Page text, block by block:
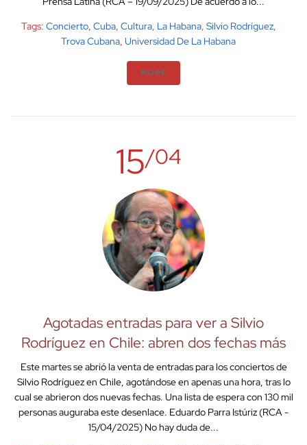
Tags: Concierto, Cuba, Cultura, La Habana, Silvio Rodríguez,
Trova Cubana, Universidad De La Habana
MORE
15/04
Agotadas entradas para ver a Silvio
Rodríguez en Chile: abren dos fechas más
Este martes se abrió la venta de entradas para los conciertos de
Silvio Rodríguez en Chile, agotándose en apenas una hora, tras lo
cual se abrieron dos nuevas fechas. Una lista de espera con 130 mil
personas auguraba este desenlace. Eduardo Parra Istúriz (RCA -
15/04/2025) No hay duda de...